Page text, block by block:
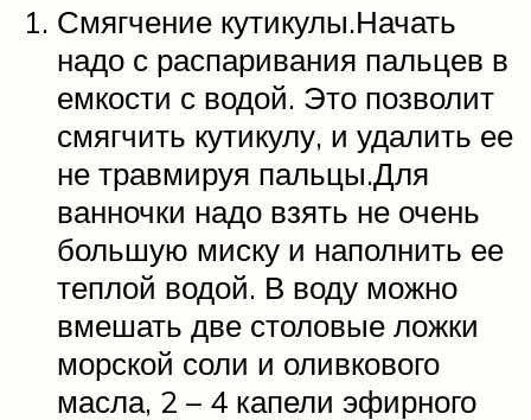
Смягчение кутикулы.Начать
надо с распаривания пальцев в
емкости с водой. Это позволит
смягчить кутикулу, и удалить ее
не травмируя пальцы.Для
ванночки надо взять не очень
большую миску и наполнить ее
теплой водой. В воду можно
вмешать две столовые ложки
морской соли и оливкового
масла, 2 – 4 капели эфирного